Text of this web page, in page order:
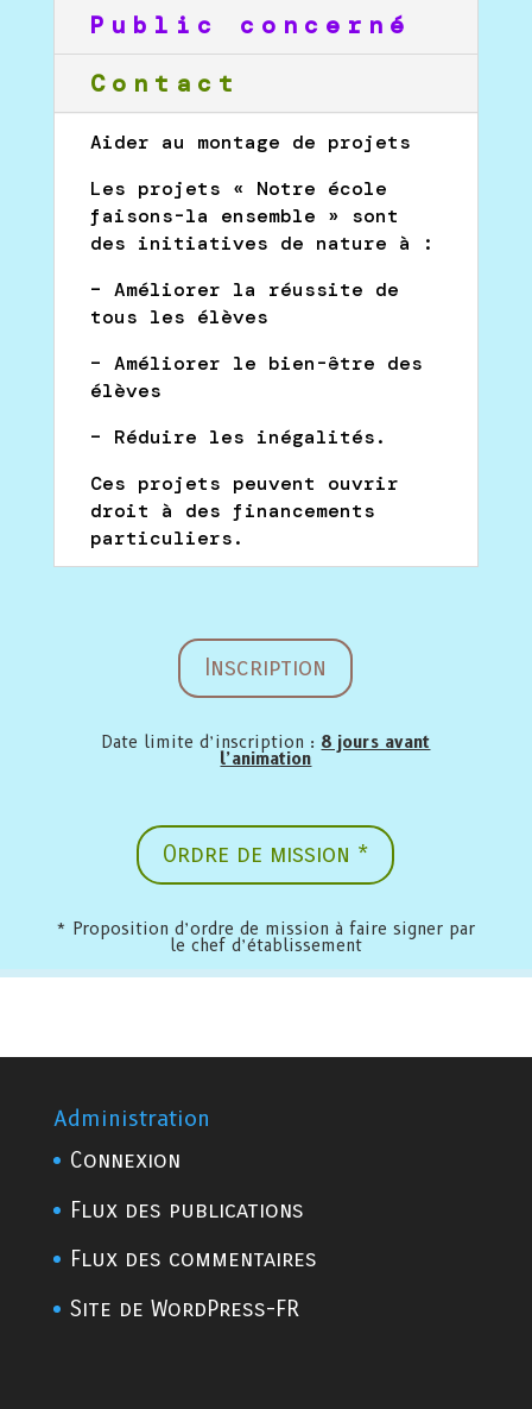
Public concerné
Contact
Aider au montage de projets
Les projets « Notre école
faisons-la ensemble » sont
des initiatives de nature à :
– Améliorer la réussite de
tous les élèves
– Améliorer le bien-être des
élèves
– Réduire les inégalités.
Ces projets peuvent ouvrir
droit à des financements
particuliers.
Inscription
Date limite d’inscription : 8 jours avant
l’animation
Ordre de mission *
* Proposition d’ordre de mission à faire signer par
le chef d’établissement
Administration
Connexion
Flux des publications
Flux des commentaires
Site de WordPress-FR